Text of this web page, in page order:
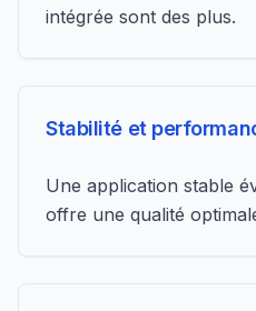
intégrée sont des plus.
Stabilité et
Une application stable
offre une qualité